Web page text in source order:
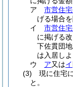
ア
市営住
げる場合
イ
市営住
に掲げる
下佐貫団
は入居し
ウ
ア又はイ
(3)
現に住宅
と。